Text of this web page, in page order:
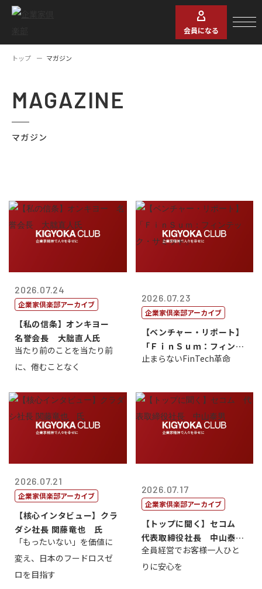
会員になる
トップ マガジン
MAGAZINE
マガジン
2026.07.24
企業家倶楽部アーカイブ
【私の信条】オンキヨー
名誉会長 大朏直人氏
当たり前のことを当たり前
に、倦むことなく
2026.07.23
企業家倶楽部アーカイブ
【ベンチャー・リポート】
「ＦｉｎＳｕｍ：フィンテ
ック・サミッ...
止まらないFinTech革命
2026.07.21
企業家倶楽部アーカイブ
【核心インタビュー】クラ
ダシ社長 関藤竜也 氏
「もったいない」を価値に
変え、日本のフードロスゼ
ロを目指す
2026.07.17
企業家倶楽部アーカイブ
【トップに聞く】セコム
代表取締役社長 中山泰
男
全員経営でお客様一人ひと
りに安心を